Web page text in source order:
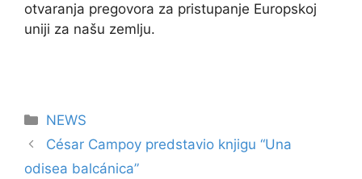
otvaranja pregovora za pristupanje Europskoj
uniji za našu zemlju.
Kategorije
NEWS
César Campoy predstavio knjigu “Una
odisea balcánica”